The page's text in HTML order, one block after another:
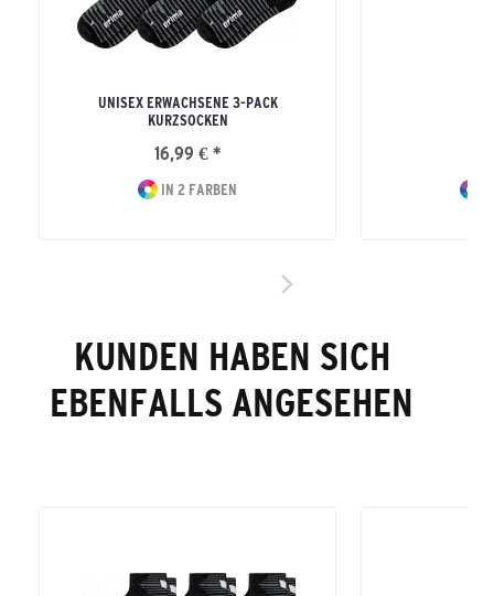
UNISEX ERWACHSENE 3-PACK
KURZSOCKEN
16,99 € *
IN 2 FARBEN
KUNDEN HABEN SICH
EBENFALLS ANGESEHEN